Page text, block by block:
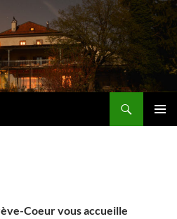
Coeur vous accueille